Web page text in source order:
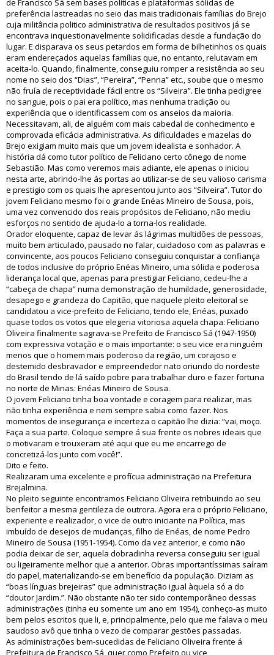
de Francisco Sá sem bases políticas e plataformas sólidas de
preferência lastreadas no seio das mais tradicionais famílias do Brejo
cuja militância politico administrativa de resultados positivos já se
encontrava inquestionavelmente solidificadas desde a fundação do
lugar. E disparava os seus petardos em forma de bilhetinhos os quais
eram endereçados aquelas famílias que, no entanto, relutavam em
aceita-lo. Quando, finalmente, conseguiu romper a resistência ao seu
nome no seio dos “Dias”, “Pereira”, “Penna” etc., soube que o mesmo
não fruía de receptividade fácil entre os “Silveira”. Ele tinha pedigree
no sangue, pois o pai era político, mas nenhuma tradição ou
experiência que o identificassem com os anseios da maioria.
Necessitavam, ali, de alguém com mais cabedal de conhecimento e
comprovada eficácia administrativa. As dificuldades e mazelas do
Brejo exigiam muito mais que um jovem idealista e sonhador. A
história dá como tutor político de Feliciano certo cônego de nome
Sebastião. Mas como veremos mais adiante, ele apenas o iniciou
nesta arte, abrindo-lhe ás portas ao utilizar-se de seu valioso carisma
e prestigio com os quais lhe apresentou junto aos “Silveira”. Tutor do
jovem Feliciano mesmo foi o grande Enéas Mineiro de Sousa, pois,
uma vez convencido dos reais propósitos de Feliciano, não mediu
esforços no sentido de ajuda-lo a torna-los realidade.
Orador eloquente, capaz de levar ás lágrimas multidões de pessoas,
muito bem articulado, pausado no falar, cuidadoso com as palavras e
convincente, aos poucos Feliciano conseguiu conquistar a confiança
de todos inclusive do próprio Enéas Mineiro, uma sólida e poderosa
liderança local que, apenas para prestigiar Feliciano, cedeu-lhe a
“cabeça de chapa” numa demonstração de humildade, generosidade,
desapego e grandeza do Capitão, que naquele pleito eleitoral se
candidatou a vice-prefeito de Feliciano, tendo ele, Enéas, puxado
quase todos os votos que elegeria vitoriosa aquela chapa: Feliciano
Oliveira finalmente sagrava-se Prefeito de Francisco Sá (1947-1950)
com expressiva votação e o mais importante: o seu vice era ninguém
menos que o homem mais poderoso da região, um corajoso e
destemido desbravador e empreendedor nato oriundo do nordeste
do Brasil tendo de lá saído pobre para trabalhar duro e fazer fortuna
no norte de Minas: Enéas Mineiro de Sousa.
O jovem Feliciano tinha boa vontade e coragem para realizar, mas
não tinha experiência e nem sempre sabia como fazer. Nos
momentos de insegurança e incerteza o capitão lhe dizia: “vai, moço.
Faça a sua parte. Coloque sempre á sua frente os nobres ideais que
o motivaram e trouxeram até aqui que eu me encarrego de
concretizá-los junto com você!”.
Dito e feito.
Realizaram uma excelente e profícua administração na Prefeitura
Brejalmina.
No pleito seguinte encontramos Feliciano Oliveira retribuindo ao seu
benfeitor a mesma gentileza de outrora. Agora era o próprio Feliciano,
experiente e realizador, o vice de outro iniciante na Política, mas
imbuído de desejos de mudanças, filho de Enéas, de nome Pedro
Mineiro de Sousa (1951-1954). Como da vez anterior, e como não
podia deixar de ser, aquela dobradinha reversa conseguiu ser igual
ou ligeiramente melhor que a anterior. Obras importantíssimas saíram
do papel, materializando-se em benefício da população. Diziam as
“boas línguas brejeiras” que administração igual àquela só a do
“doutor Jardim.”. Não obstante não ter sido contemporâneo dessas
administrações (tinha eu somente um ano em 1954), conheço-as muito
bem pelos escritos que li, e, principalmente, pelo que me falava o meu
saudoso avô que tinha o vezo de comparar gestões passadas.
As administrações bem-sucedidas de Feliciano Oliveira frente á
Prefeitura de Francisco Sá, quer como Prefeito ou vice,